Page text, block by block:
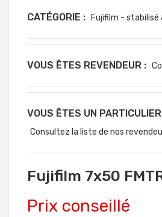
CATÉGORIE : Fujifilm - stabilisé
VOUS ÊTES REVENDEUR :
VOUS ÊTES UN
Consultez la liste de nos
Fujifilm 7x50
Prix conseillé